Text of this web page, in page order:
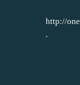
http://
.